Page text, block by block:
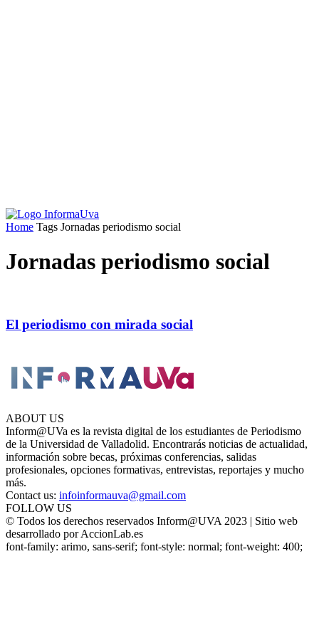
Home Tags Jornadas periodismo social
Jornadas periodismo social
El periodismo con mirada social
ABOUT US
Inform@UVa es la revista digital de los estudiantes de Periodismo
de la Universidad de Valladolid. Encontrarás noticias de actualidad,
información sobre becas, próximas conferencias, salidas
profesionales, opciones formativas, entrevistas, reportajes y mucho
más.
Contact us: infoinformauva@gmail.com
FOLLOW US
© Todos los derechos reservados Inform@UVA 2023 | Sitio web
desarrollado por AccionLab.es
font-family: arimo, sans-serif; font-style: normal; font-weight: 400;